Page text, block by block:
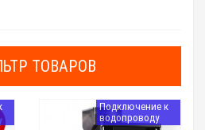
ТОВАРОВ
Подключение к
водопроводу